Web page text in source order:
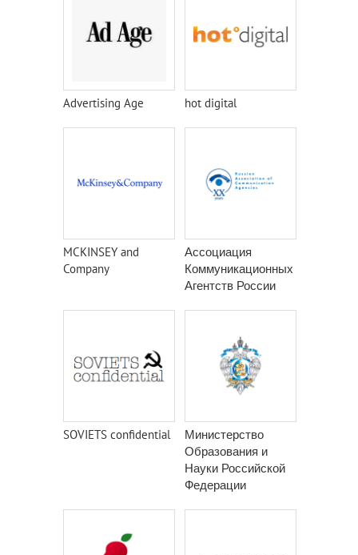
Advertising Age hot digital
MCKINSEY and
Company
Ассоциация
Коммуникационных
Агентств России
SOVIETS confidential
Министерство
Образования и
Науки Российской
Федерации